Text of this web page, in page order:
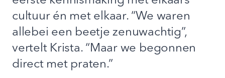
cultuur én met elkaar. “We waren
allebei een beetje zenuwachtig”,
vertelt Krista. “Maar we begonnen
direct met praten.”